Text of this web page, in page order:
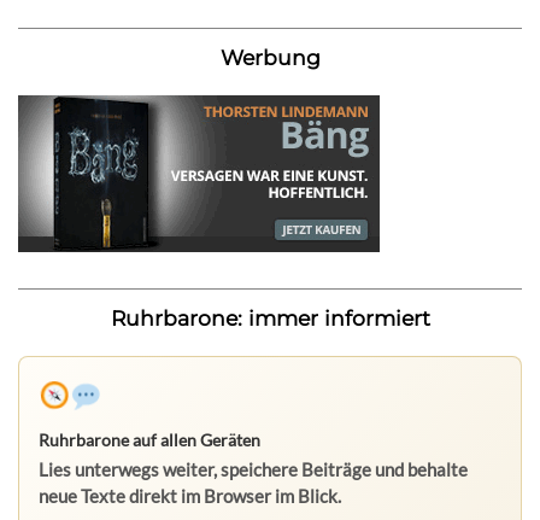
Werbung
Ruhrbarone: immer informiert
Ruhrbarone auf allen Geräten
Lies unterwegs weiter, speichere Beiträge und behalte
neue Texte direkt im Browser im Blick.